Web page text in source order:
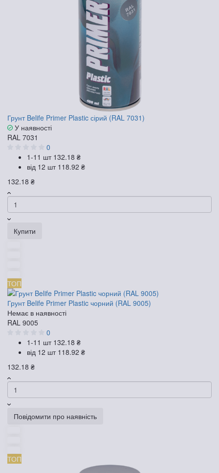
Грунт Belife Primer Plastic сірий (RAL 7031)
У наявності
RAL 7031
0
1-11 шт 132.18 ₴
від 12 шт 118.92 ₴
132.18 ₴
Купити
ТОП
Грунт Belife Primer Plastic чорний (RAL 9005)
Немає в наявності
RAL 9005
0
1-11 шт 132.18 ₴
від 12 шт 118.92 ₴
132.18 ₴
Повідомити про наявність
ТОП